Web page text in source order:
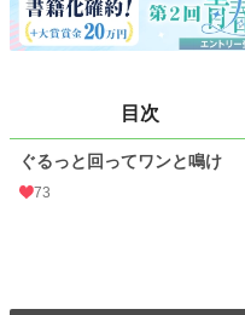
お気に入り 24
3,865
更新日時 2023.12.16 21:00
初回公開日時
目次
ぐるっと回ってワンと鳴け
73